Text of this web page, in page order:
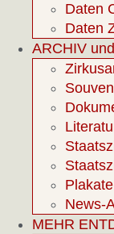
Daten
Daten
ARCHIV
News-
MEHR